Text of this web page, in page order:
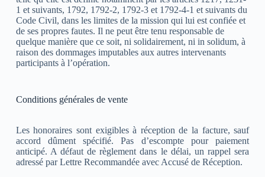
1 et suivants, 1792, 1792-2, 1792-3 et 1792-4-1 et suivants du
Code Civil, dans les limites de la mission qui lui est confiée et
de ses propres fautes. Il ne peut être tenu responsable de
quelque manière que ce soit, ni solidairement, ni in solidum, à
raison des dommages imputables aux autres intervenants
participants à l’opération.
Conditions générales de vente
Les honoraires sont exigibles à réception de la facture, sauf
accord dûment spécifié. Pas d’escompte pour paiement
anticipé. A défaut de règlement dans le délai, un rappel sera
adressé par Lettre Recommandée avec Accusé de Réception.